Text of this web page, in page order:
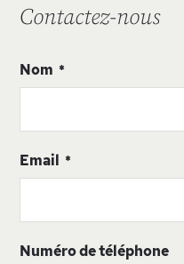
Contactez-nous
Nom
Email
Numéro de téléphone